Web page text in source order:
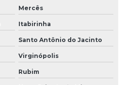
Mercês
Itabirinha
Santo Antônio do Jacinto
Virginópolis
Rubim